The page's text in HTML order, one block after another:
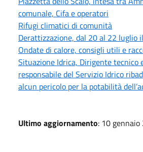
comunale, Cifa e operatori
Rifugi climatici di comunità
Derattizzazione, dal 20 al 22
Ondate di calore, consigli utili e
Situazione Idrica, Dirigente tecnico
responsabile del Servizio Idrico
alcun pericolo per la potabilità
Ultimo aggiornamento: 10